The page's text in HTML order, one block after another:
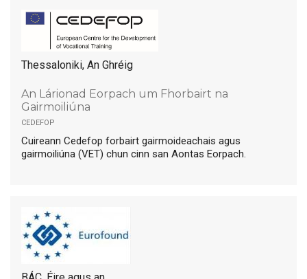
Thessaloniki, An Ghréig
An Lárionad Eorpach um Fhorbairt na
Gairmoiliúna
cedefop
Cuireann Cedefop forbairt gairmoideachais agus
gairmoiliúna (VET) chun cinn san Aontas Eorpach.